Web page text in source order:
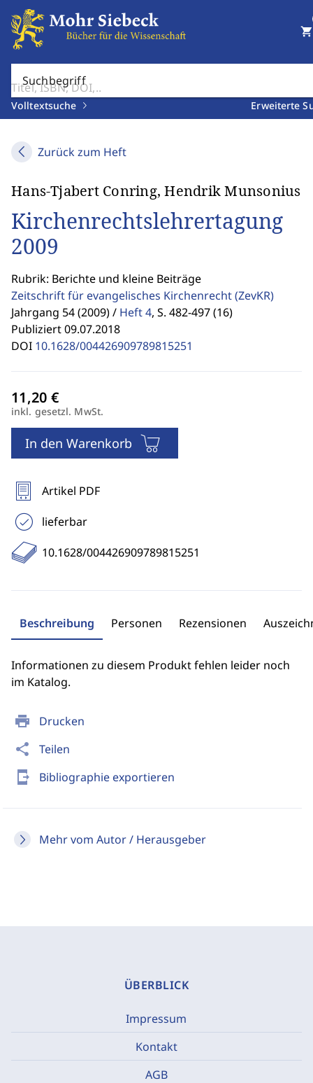
Suchbegriff
Volltextsuche Erweiterte
shopping_cart
Zurück zum Heft
print Drucken
share Teilen
send_to_mobile Bibliographie exportieren
Mehr vom Autor / Herausgeber
Hans-Tjabert Conring, Hendrik Munsonius
Kirchenrechtslehrertagung
2009
Rubrik: Berichte und kleine Beiträge
Zeitschrift für evangelisches Kirchenrecht(ZevKR)
Jahrgang 54 (2009) / Heft 4, S. 482-497 (16)
Publiziert 09.07.2018
DOI 10.1628/004426909789815251
inkl. gesetzl. MwSt.
In den Warenkorb
Artikel PDF
lieferbar
10.1628/004426909789815251
Beschreibung Personen Rezensionen
Informationen zu diesem Produkt fehlen leider noch
im Katalog.
ÜBERBLICK
Impressum
Kontakt
AGB